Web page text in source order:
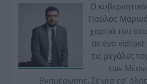
Ο
Παύλος
χαρτιά του
σε ένα vidcast
τις μεγάλες
των
Ενημέρωσης. Σε μια εφ’